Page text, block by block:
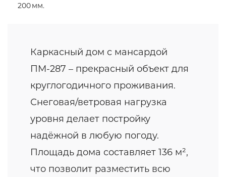
200 мм.
Каркасный дом с мансардой
ПМ-287 – прекрасный объект для
круглогодичного проживания.
Снеговая/ветровая нагрузка
уровня делает постройку
надёжной в любую погоду.
Площадь дома составляет 136 м²,
что позволит разместить всю